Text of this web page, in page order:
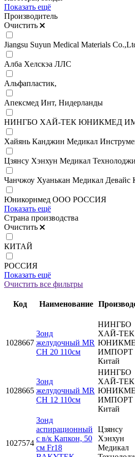
Показать ещё
Производитель
Очистить
Jiangsu Suyun Medical Materials
Алба Хелскэа ЛЛС
Альфапластик,
Апексмед Инт, Нидерланды
НИНГБО ХАЙ-ТЕК ЮНИКМЕД
Хайянь Канджин Медикал
Цзянсу Хэнхун Медикал Технолоджи
Чанчжоу Хуанькан Медикал
Юникорнмед ООО РОССИЯ
Показать ещё
Страна производства
Очистить
КИТАЙ
РОССИЯ
Показать ещё
Очистить все фильтры
Код Наименование
1028667
Зонд
желудочный MR
CH 20 110см
НИНГБО
ХАЙ-ТЕК
ИМПОРТ
Китай
1028665
Зонд
желудочный MR
CH 12 110см
НИНГБО
ХАЙ-ТЕК
ИМПОРТ
Китай
1027574
Зонд
аспирационный
с в/к Капкон, 50
см Fr18
Цзянсу
Хэнхун
Медикал